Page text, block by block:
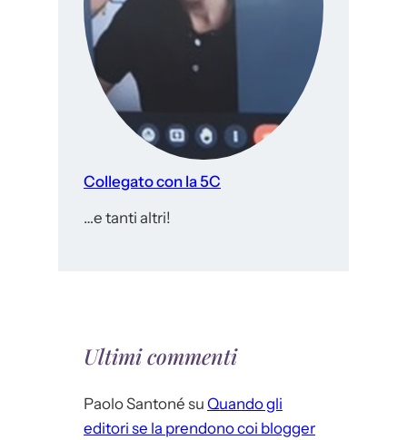
Collegato con la 5C
…e tanti altri!
Ultimi commenti
Paolo Santoné su Quando gli
editori se la prendono coi blogger